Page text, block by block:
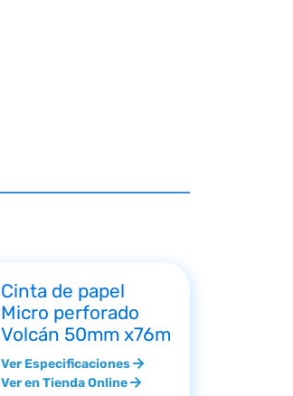
Cinta de papel
Micro perforado
Volcán 50mm x76m
Ver Especificaciones
Ver en Tienda Online